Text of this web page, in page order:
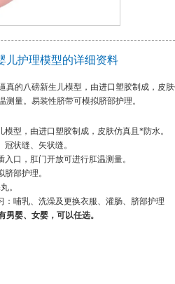
儿护理模型的详细资料
真的八磅新生儿模型，由进口塑胶制成，皮
测量。易装性脐带可模拟脐部护理。
模型，由进口塑胶制成，皮肤仿真且*防水。
状缝、矢状缝。
入口，肛门开放可进行肛温测量。
部护理。
。
：哺乳、洗澡及更换衣服、灌肠、脐部护理
男婴、女婴，可以任选。